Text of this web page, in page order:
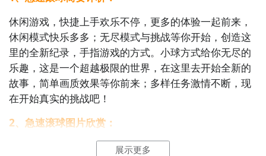
休闲游戏，快捷上手欢乐不停，更多的体验一起前来，
休闲模式快乐多多；无尽模式与挑战等你开始，创造这
里的全新纪录，手指游戏的方式。小球方式给你无尽的
乐趣，这是一个超越极限的世界，在这里去开始全新的
故事，简单画质效果等你前来；多样任务激情不断，现
在开始真实的挑战吧！
2、急速滚球图片欣赏：
展示更多